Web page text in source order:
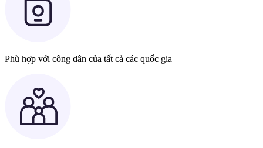
Phù hợp với công dân của tất cả các quốc gia